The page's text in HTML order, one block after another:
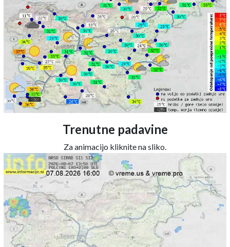
Trenutne padavine
Za animacijo kliknite na sliko.